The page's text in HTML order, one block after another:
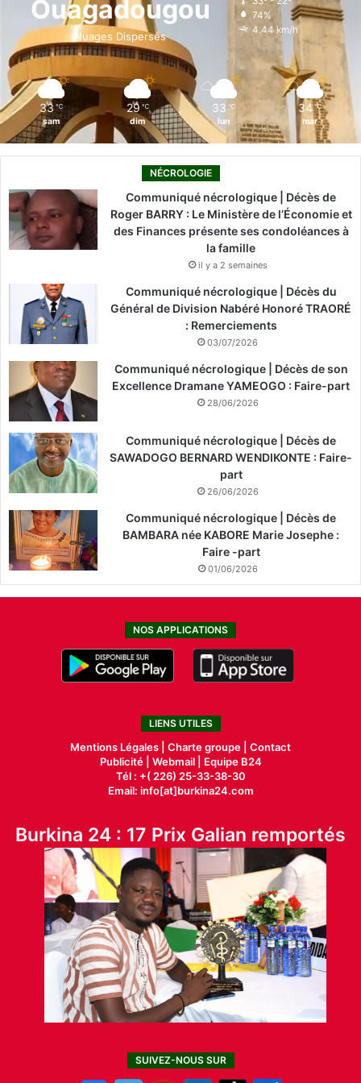
o
k
i
n
r
Ouagadougou
Nuages Dispersés
74%
4.44 km/h
33 ℃
sam
29 ℃
dim
33 ℃
lun
34 ℃
mar
NÉCROLOGIE
Communiqué nécrologique | Décès de
Roger BARRY : Le Ministère de l’Économie et
des Finances présente ses condoléances à
la famille
il y a 2 semaines
Communiqué nécrologique | Décès du
Général de Division Nabéré Honoré TRAORÉ
: Remerciements
03/07/2026
Communiqué nécrologique | Décès de son
Excellence Dramane YAMEOGO : Faire-part
28/06/2026
Communiqué nécrologique | Décès de
SAWADOGO BERNARD WENDIKONTE : Faire-
part
26/06/2026
Communiqué nécrologique | Décès de
BAMBARA née KABORE Marie Josephe :
Faire -part
01/06/2026
NOS APPLICATIONS
LIENS UTILES
Mentions Légales | Charte groupe | Contact
Publicité| Webmail |
Equipe B24
Tél : +( 226) 25-33-38-30
Email: info[at]burkina24.com
Burkina 24 : 17 Prix Galian remportés
SUIVEZ-NOUS SUR